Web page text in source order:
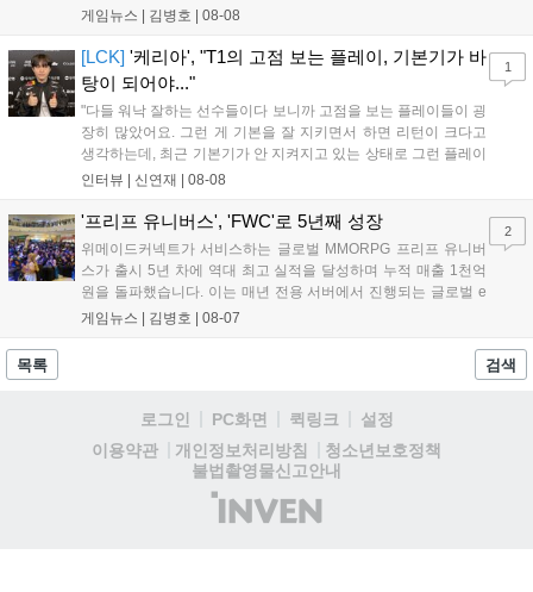
11월 19일 PS5와 Xbox 시리즈 X|S로 정식 출시될 예정이며, 록
상 'Grand Theft Auto VI: An Extended Look'을 최초 공개할 계획
이다....
게임뉴스 | 김병호 08-08
[LCK] '케리아', "T1의 고점 보는 플레이, 기본기가 바
탕이 되어야..."
"다들 워낙 잘하는 선수들이다 보니까 고점을 보는 플레이들이 굉
장히 많았어요. 그런 게 기본을 잘 지키면서 하면 리턴이 크다고
생각하는데, 최근 기본기가 안 지켜지고 있는 상태로 그런 플레이
를 추구하다 보니까 팀적으로 안 좋은 사고가 계속 많이 났던 것
LoL 챔피언스 코리아(LCK)'...
인터뷰 | 신연재 08-08
1
'프리프 유니버스', 'FWC'로 5년째 성장
위메이드커넥트가 서비스하는 글로벌 MMORPG 프리프 유니버
스가 출시 5년 차에 역대 최고 실적을 달성하며 누적 매출 1천억
원을 돌파했습니다. 이는 매년 전용 서버에서 진행되는 글로벌 e
스포츠 대회 FWC의 영향이 큽니다. FWC는 이용자가 동일한 조
은 전년 대비 매출과 이용자 지표가 대폭 상승하는 성과를 냈습니
다. 오는 10월 필리핀 마닐라에서 총상금 11만 달러 규모의 제4회
통해 커뮤니티 중심의 장기 성장 모델을 지속할 방침입니다....
게임뉴스 | 김병호 08-07
2
목록 검색
로그인 PC화면 퀵링크
설정
이용약관
개인정보처리방침
청소년보호정책
불법촬영물신고안내
(주)
인